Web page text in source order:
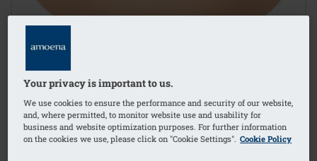
1/2
Your privacy is important to us.
We use cookies to ensure the performance and security of our website,
and, where permitted, to monitor website use and usability for
business and website optimization purposes. For further information
on the cookies we use, please click on "Cookie Settings". Cookie Policy